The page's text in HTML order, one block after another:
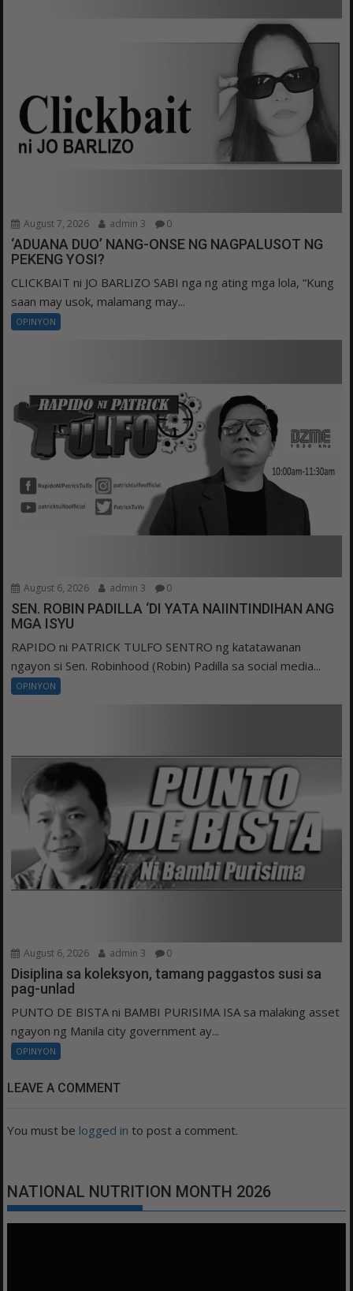
August 7, 2026 admin 3 0
‘ADUANA DUO’ NANG-ONSE NG NAGPALUSOT NG
PEKENG YOSI?
CLICKBAIT ni JO BARLIZO SABI nga ng ating mga lola, “Kung
saan may usok, malamang may...
OPINYON
August 6, 2026 admin 3 0
SEN. ROBIN PADILLA ‘DI YATA NAIINTINDIHAN ANG
MGA ISYU
RAPIDO ni PATRICK TULFO SENTRO ng katatawanan
ngayon si Sen. Robinhood (Robin) Padilla sa social media...
OPINYON
August 6, 2026 admin 3 0
Disiplina sa koleksyon, tamang paggastos susi sa
pag-unlad
PUNTO DE BISTA ni BAMBI PURISIMA ISA sa malaking asset
ngayon ng Manila city government ay...
OPINYON
LEAVE A COMMENT
You must be logged in to post a comment.
NATIONAL NUTRITION MONTH 2026